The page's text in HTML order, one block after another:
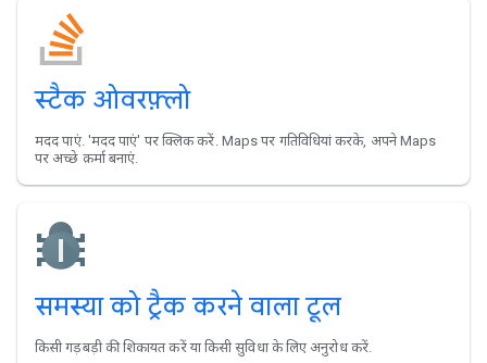
स्टैक ओवरफ़्लो
मदद पाएं. 'मदद पाएं' पर क्लिक करें. Maps पर गतिविधियां करके, अपने Maps
पर अच्छे क़र्मा बनाएं.
समस्या को ट्रैक करने वाला टूल
किसी गड़बड़ी की शिकायत करें या किसी सुविधा के लिए अनुरोध करें.